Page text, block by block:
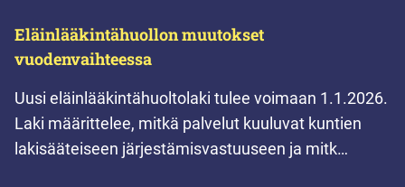
Eläinlääkintähuollon muutokset
vuodenvaihteessa
Uusi eläinlääkintähuoltolaki tulee voimaan 1.1.2026.
Laki määrittelee, mitkä palvelut kuuluvat kuntien
lakisääteiseen järjestämisvastuuseen ja mitk…